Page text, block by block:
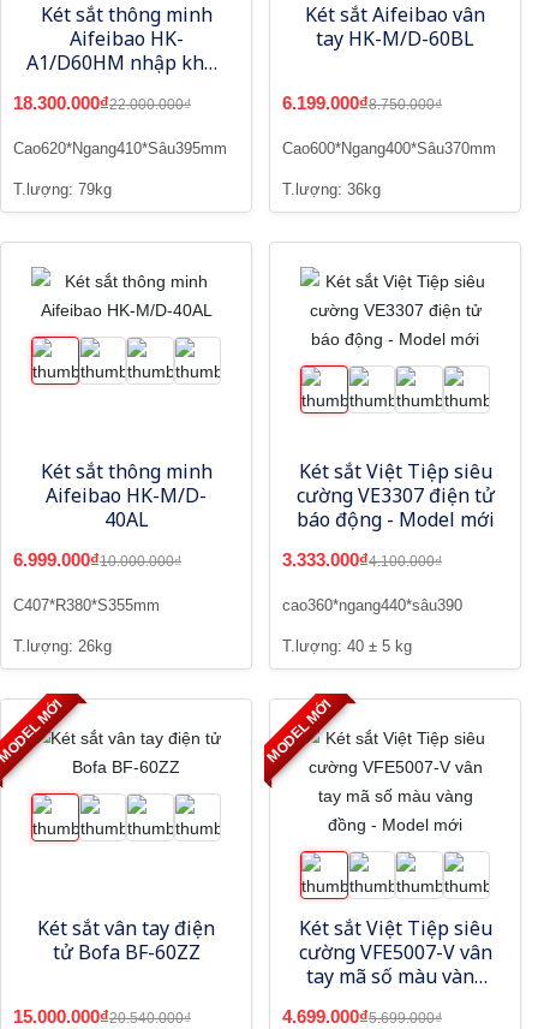
Két sắt thông minh
Aifeibao HK-
A1/D60HM nhập khẩu
18.300.000₫22.000.000₫
Cao620*Ngang410*Sâu395mm
T.lượng: 79kg
Két sắt Aifeibao vân
tay HK-M/D-60BL
6.199.000₫8.750.000₫
Cao600*Ngang400*Sâu370mm
T.lượng: 36kg
Két sắt thông minh
Aifeibao HK-M/D-
40AL
6.999.000₫10.000.000₫
C407*R380*S355mm
T.lượng: 26kg
Két sắt Việt Tiệp siêu
cường VE3307 điện tử
báo động - Model mới
3.333.000₫4.100.000₫
cao360*ngang440*sâu390
T.lượng: 40 ± 5 kg
Két sắt vân tay điện
tử Bofa BF-60ZZ
15.000.000₫20.540.000₫
MỚI
Két sắt Việt Tiệp siêu
cường VFE5007-V vân
tay mã số màu vàng
4.699.000₫5.699.000₫
MODEL MỚI